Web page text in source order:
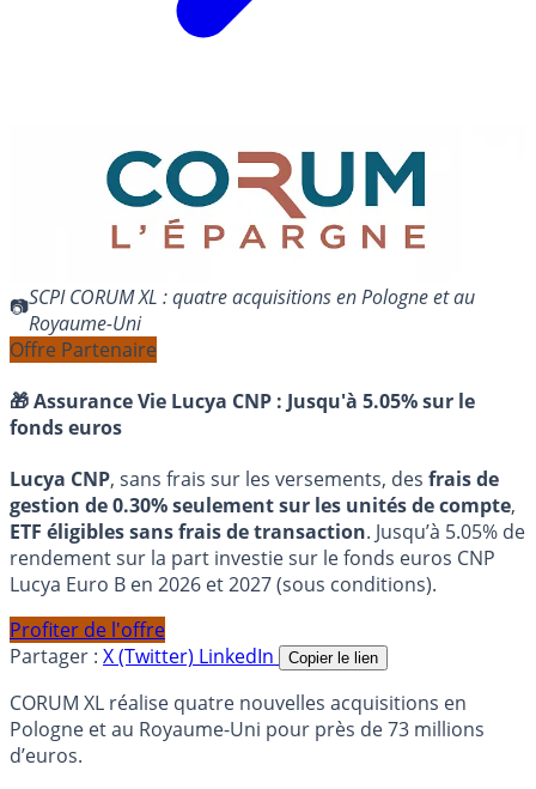
SCPI CORUM XL : quatre acquisitions en Pologne et au
Royaume-Uni
Offre Partenaire
🎁 Assurance Vie Lucya CNP : Jusqu'à 5.05% sur le
fonds euros
Lucya CNP, sans frais sur les versements, des frais de
gestion de 0.30% seulement sur les unités de compte,
ETF éligibles sans frais de transaction. Jusqu’à 5.05% de
rendement sur la part investie sur le fonds euros CNP
Lucya Euro B en 2026 et 2027 (sous conditions).
Profiter de l'offre
Partager : X (Twitter) LinkedIn Copier le lien
CORUM XL réalise quatre nouvelles acquisitions en
Pologne et au Royaume-Uni pour près de 73 millions
d’euros.